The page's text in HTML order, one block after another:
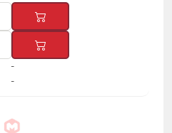
-
-